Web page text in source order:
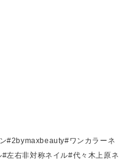
#2bymaxbeauty#ワンカラーネ
左右非対称ネイル#代々木上原ネ